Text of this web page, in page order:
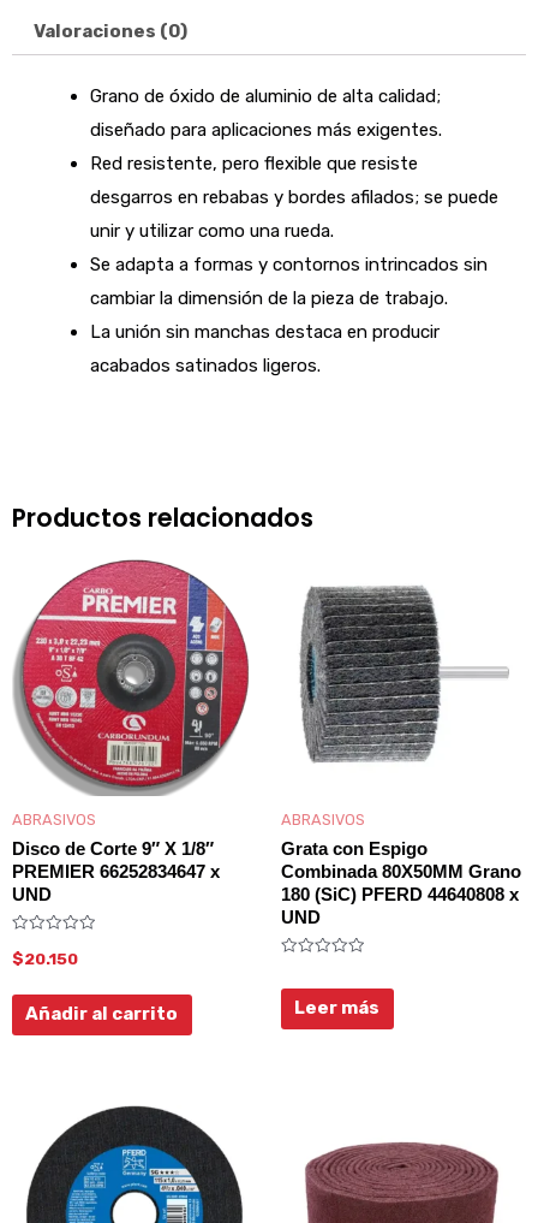
Valoraciones (0)
Grano de óxido de aluminio de alta calidad;
diseñado para aplicaciones más exigentes.
Red resistente, pero flexible que resiste
desgarros en rebabas y bordes afilados; se puede
unir y utilizar como una rueda.
Se adapta a formas y contornos intrincados sin
cambiar la dimensión de la pieza de trabajo.
La unión sin manchas destaca en producir
acabados satinados ligeros.
Productos relacionados
ABRASIVOS
Disco de Corte 9″ X 1/8″
PREMIER 66252834647 x
UND
con
$20.150
Añadir al carrito
ABRASIVOS
Grata con Espigo
Combinada 80X50MM Grano
180 (SiC) PFERD 44640808 x
UND
de
5
Leer más